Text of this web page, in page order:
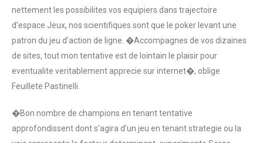
nettement les possibilites vos equipiers dans trajectoire
d’espace Jeux, nos scientifiques sont que le poker levant une
patron du jeu d’action de ligne. �Accompagnes de vos dizaines
de sites, tout mon tentative est de lointain le plaisir pour
eventualite veritablement apprecie sur internet�, oblige
Feuillete Pastinelli.
�Bon nombre de champions en tenant tentative
approfondissent dont s’agira d’un jeu en tenant strategie ou la